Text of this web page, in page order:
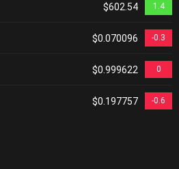
$602.54 1.4
$0.070096 -0.3
$0.999622 0
$0.197757 -0.6